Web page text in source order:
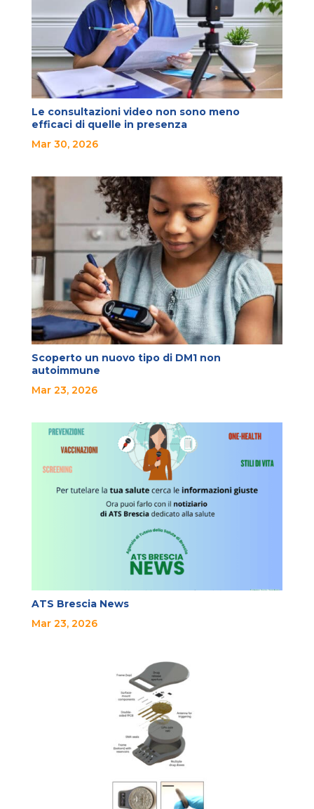
Le consultazioni video non sono meno
efficaci di quelle in presenza
Mar 30, 2026
Scoperto un nuovo tipo di DM1 non
autoimmune
Mar 23, 2026
ATS Brescia News
Mar 23, 2026